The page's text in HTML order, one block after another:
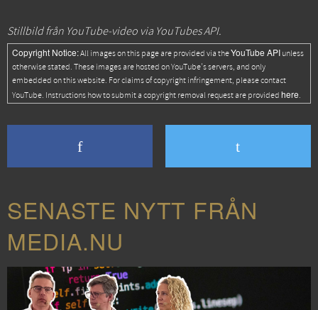
Stillbild från YouTube-video via YouTubes API.
Copyright Notice:All images on this page are provided via theYouTube API unless
otherwise stated. These images are hosted on YouTube's servers, and only
embedded on this website. For claims of copyright infringement, please contact
YouTube. Instructions how to submit a copyright removal request are provided here.
SENASTE NYTT FRÅN
MEDIA.NU